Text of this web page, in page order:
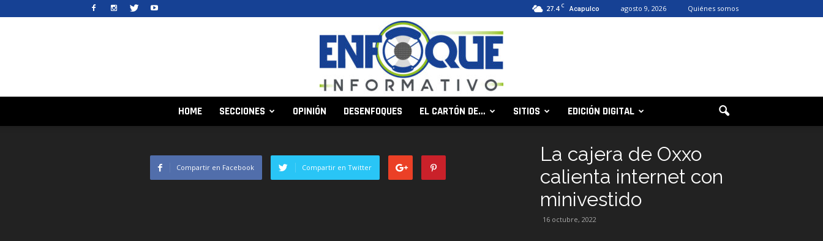
27.4 C Acapulco agosto 9, 2026 Quiénes somos
HOME SECCIONES OPINIÓN DESENFOQUES EL CARTÓN DE… SITIOS EDICIÓN DIGITAL
La cajera de Oxxo
calienta internet con
minivestido
16 octubre, 2022
Compartir en Facebook Compartir en Twitter